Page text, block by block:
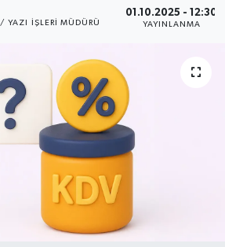
YAZI İŞLERI MÜDÜRÜ
01.10.2025 - 12:30
YAYINLANMA